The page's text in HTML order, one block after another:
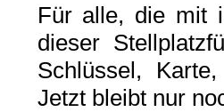
Für alle, die mit
dieser
Schlüssel,
Jetzt bleibt nur